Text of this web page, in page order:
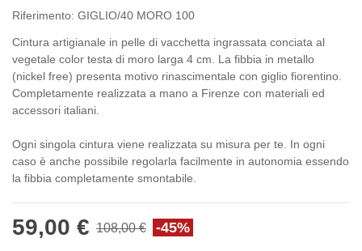
Riferimento: GIGLIO/40 MORO 100
Cintura artigianale in pelle di vacchetta ingrassata conciata al
vegetale color testa di moro larga 4 cm. La fibbia in metallo
(nickel free) presenta motivo rinascimentale con giglio fiorentino.
Completamente realizzata a mano a Firenze con materiali ed
accessori italiani.
Ogni singola cintura viene realizzata su misura per te. In ogni
caso è anche possibile regolarla facilmente in autonomia essendo
la fibbia completamente smontabile.
59,00 € 108,00 € -45%